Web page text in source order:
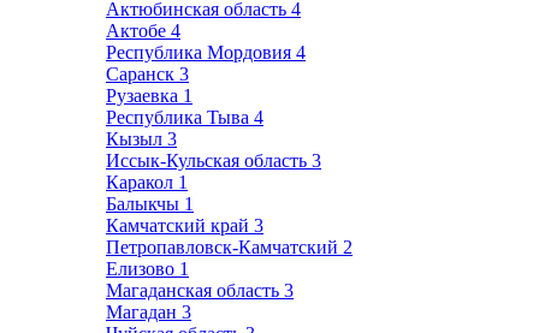
Актюбинская область 4
Актобе 4
Республика Мордовия 4
Саранск 3
Рузаевка 1
Республика Тыва 4
Кызыл 3
Иссык-Кульская область 3
Каракол 1
Балыкчы 1
Камчатский край 3
Петропавловск-Камчатский 2
Елизово 1
Магаданская область 3
Магадан 3